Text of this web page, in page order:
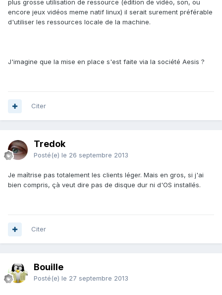
plus grosse utilisation de ressource (édition de vidéo, son, ou
encore jeux vidéos meme natif linux) il serait surement préférable
d'utiliser les ressources locale de la machine.
J'imagine que la mise en place s'est faite via la société Aesis ?
Citer
Tredok
Posté(e) le 26 septembre 2013
Je maîtrise pas totalement les clients léger. Mais en gros, si j'ai
bien compris, çà veut dire pas de disque dur ni d'OS installés.
Citer
Bouille
Posté(e) le 27 septembre 2013